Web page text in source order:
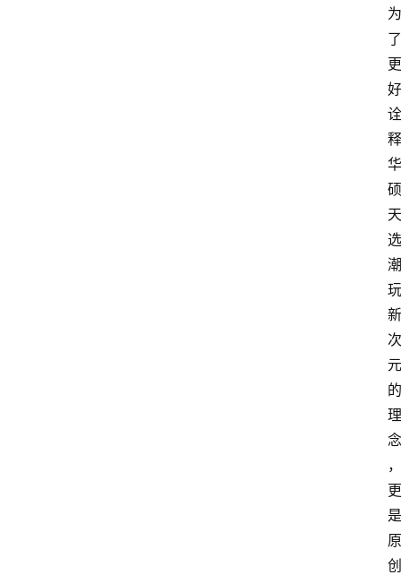
为
了
更
好
诠
释
华
硕
天
选
潮
玩
新
次
元
的
理
念
，
更
是
原
创